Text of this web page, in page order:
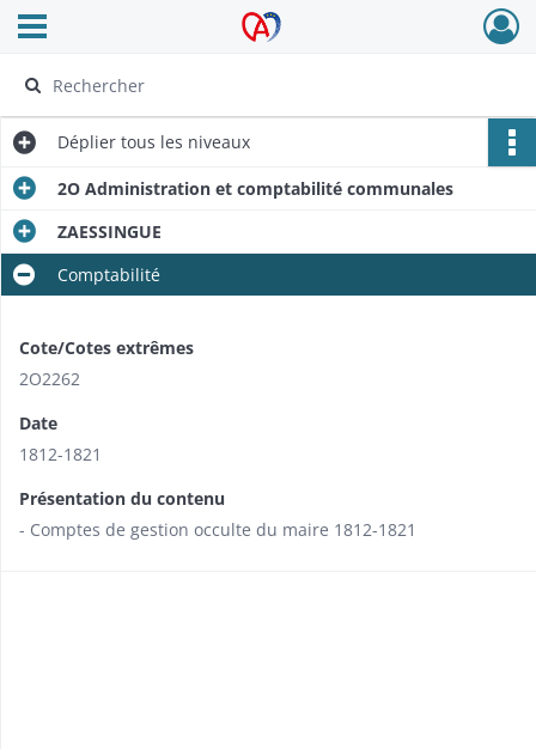
Archives Alsace - Colmar
Ouvrir le menu déroulant
Déplier tous les niveaux
2O Administration et comptabilité communales
ZAESSINGUE
Comptabilité
Cote/Cotes extrêmes
2O2262
Date
1812-1821
Présentation du contenu
- Comptes de gestion occulte du maire 1812-1821